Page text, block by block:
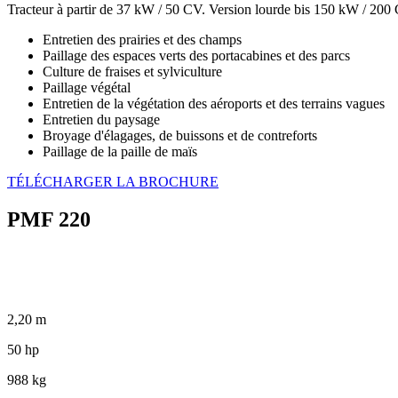
Tracteur à partir de 37 kW / 50 CV. Version lourde bis 150 kW / 200
Entretien des prairies et des champs
Paillage des espaces verts des portacabines et des parcs
Culture de fraises et sylviculture
Paillage végétal
Entretien de la végétation des aéroports et des terrains vagues
Entretien du paysage
Broyage d'élagages, de buissons et de contreforts
Paillage de la paille de maïs
TÉLÉCHARGER LA BROCHURE
PMF 220
2,20 m
50 hp
988 kg